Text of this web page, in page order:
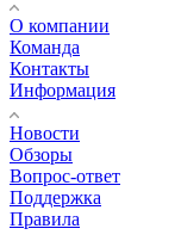
О компании
Команда
Контакты
Информация
Новости
Обзоры
Вопрос-ответ
Поддержка
Правила